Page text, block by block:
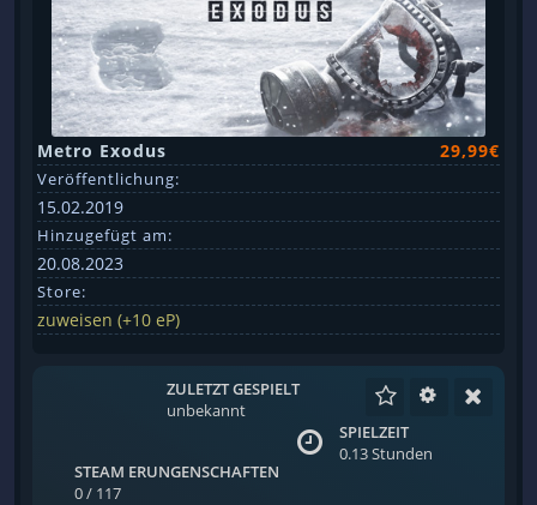
Metro Exodus 29,99€
Veröffentlichung:
15.02.2019
Hinzugefügt am:
20.08.2023
Store:
zuweisen (+10 eP)
ZULETZT GESPIELT
unbekannt
SPIELZEIT
0.13 Stunden
STEAM ERUNGENSCHAFTEN
0 / 117